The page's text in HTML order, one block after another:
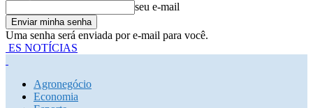
seu e-mail
Uma senha será enviada por e-mail para você.
ES NOTÍCIAS
Agronegócio
Economia